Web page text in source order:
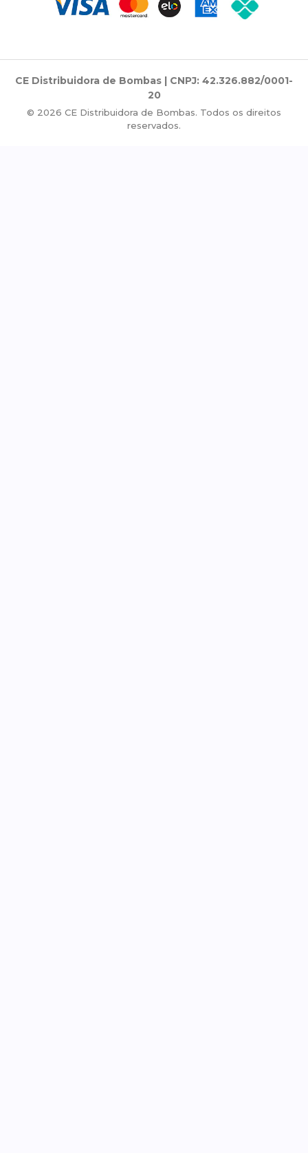
CE Distribuidora de Bombas | CNPJ: 42.326.882/0001-
20
© 2026 CE Distribuidora de Bombas. Todos os direitos
reservados.